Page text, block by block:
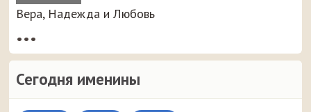
Вера, Надежда и Любовь
•••
Сегодня именины